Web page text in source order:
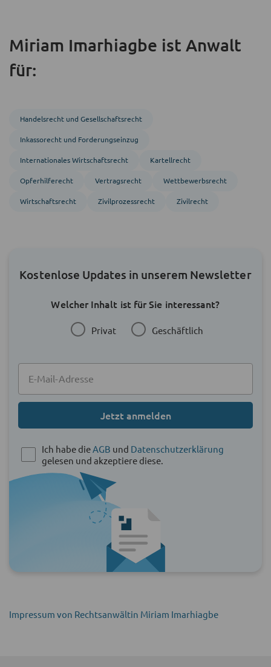
Miriam Imarhiagbe ist Anwalt
für:
Handels­recht und Gesellschafts­recht
Inkasso­recht und Forderungs­einzug
Inter­nationales Wirtschafts­recht Kartellrecht
Opferhilferecht Vertragsrecht Wettbewerbsrecht
Wirtschaftsrecht Zivil­prozess­recht Zivil­recht
Kostenlose Updates in unserem Newsletter
Welcher Inhalt ist für Sie interessant?
Privat Geschäftlich
Jetzt anmelden
Ich habe die AGB und Datenschutzerklärung
gelesen und akzeptiere diese.
Impressum von Rechtsanwältin Miriam Imarhiagbe